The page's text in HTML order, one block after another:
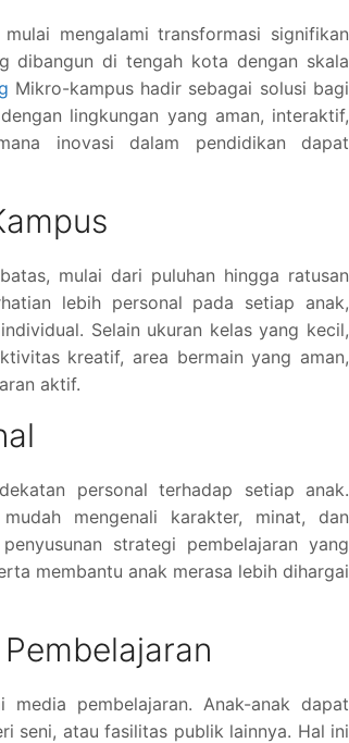
mengalami transformasi signifikan
dibangun di tengah kota dengan skala
Mikro-kampus hadir sebagai solusi bagi
lingkungan yang aman, interaktif,
inovasi dalam pendidikan dapat
mulai dari puluhan hingga ratusan
lebih personal pada setiap anak,
Selain ukuran kelas yang kecil,
kreatif, area bermain yang aman,
aktif.
personal terhadap setiap anak.
mengenali karakter, minat, dan
strategi pembelajaran yang
membantu anak merasa lebih dihargai
pembelajaran. Anak-anak dapat
seni, atau fasilitas publik lainnya. Hal ini